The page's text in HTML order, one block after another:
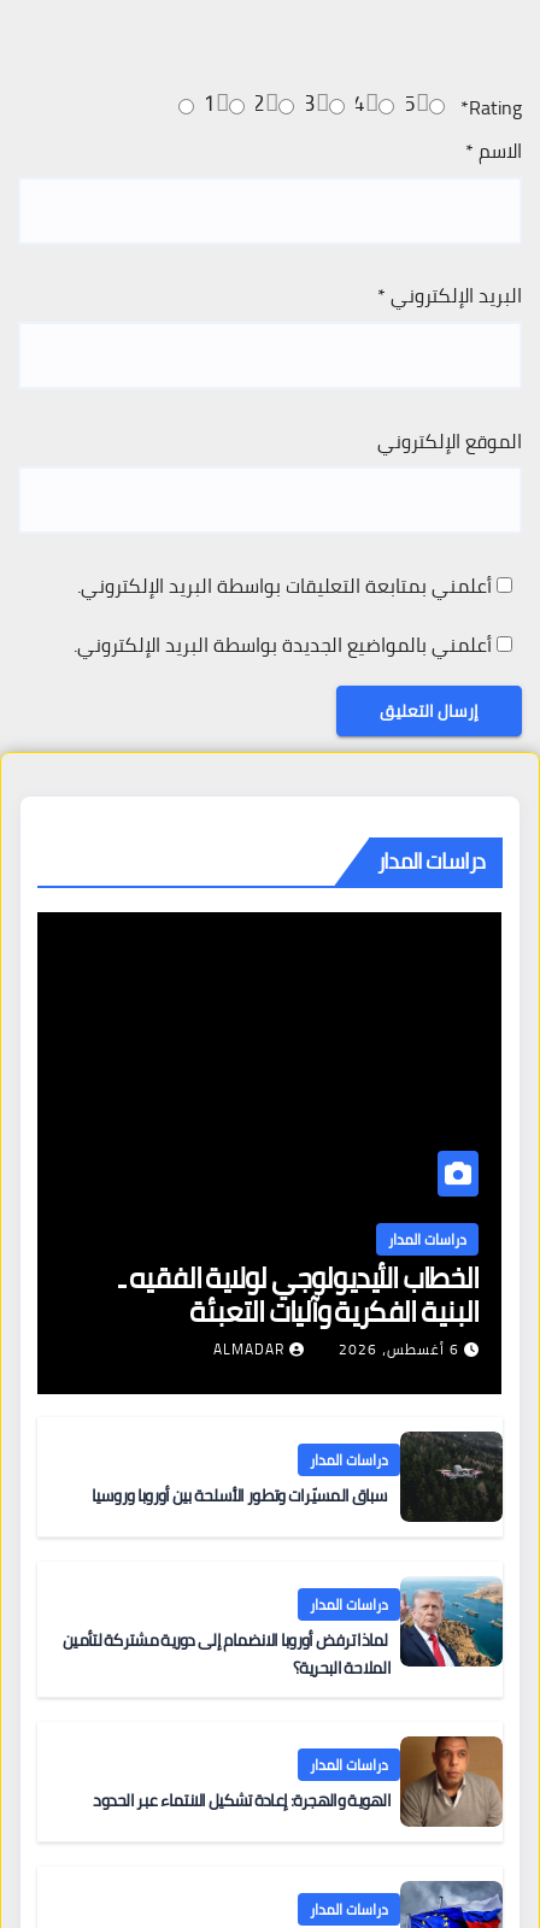
Rating
*
5
4
3
2
1
الاسم*
البريد الإلكتروني*
الموقع الإلكتروني
أعلمني بمتابعة التعليقات بواسطة البريد الإلكتروني.
أعلمني بالمواضيع الجديدة بواسطة البريد الإلكتروني.
دراسات المدار
دراسات المدار
الخطاب الأيديولوجي لولاية الفقيه ـ
البنية الفكرية وآليات التعبئة
6 أغسطس، 2026 ALMADAR
دراسات المدار
سباق المسيّرات وتطور الأسلحة بين أوروبا وروسيا
دراسات المدار
لماذا ترفض أوروبا الانضمام إلى دورية مشتركة لتأمين
الملاحة البحرية؟
دراسات المدار
الهوية والهجرة: إعادة تشكيل الانتماء عبر الحدود
دراسات المدار